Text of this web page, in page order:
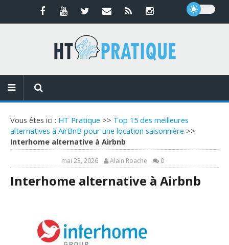
Vous êtes ici : HT Pratique >> Top 15 des meilleures
alternatives à AirBnB pour une location saisonnière >>
Interhome alternative à Airbnb
mai 23, 2026 Alain Roache 0
Interhome alternative à Airbnb